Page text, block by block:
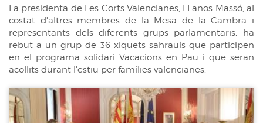
La presidenta de Les Corts Valencianes, LLanos Massó, al
costat d'altres membres de la Mesa de la Cambra i
representants dels diferents grups parlamentaris, ha
rebut a un grup de 36 xiquets sahrauís que participen
en el programa solidari Vacacions en Pau i que seran
acollits durant l'estiu per famílies valencianes.